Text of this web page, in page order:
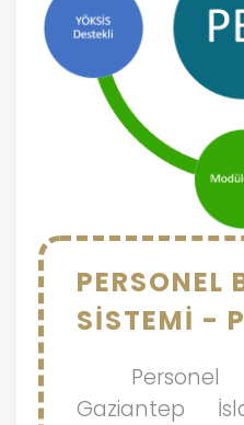
PERSONEL
SİSTEMİ -
Gaziantep